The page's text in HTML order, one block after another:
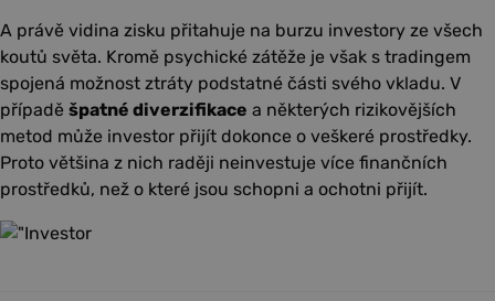
A právě vidina zisku přitahuje na burzu investory ze všech
koutů světa. Kromě psychické zátěže je však s tradingem
spojená možnost ztráty podstatné části svého vkladu. V
případě špatné diverzifikace a některých rizikovějších
metod může investor přijít dokonce o veškeré prostředky.
Proto většina z nich raději neinvestuje více finančních
prostředků, než o které jsou schopni a ochotni přijít.